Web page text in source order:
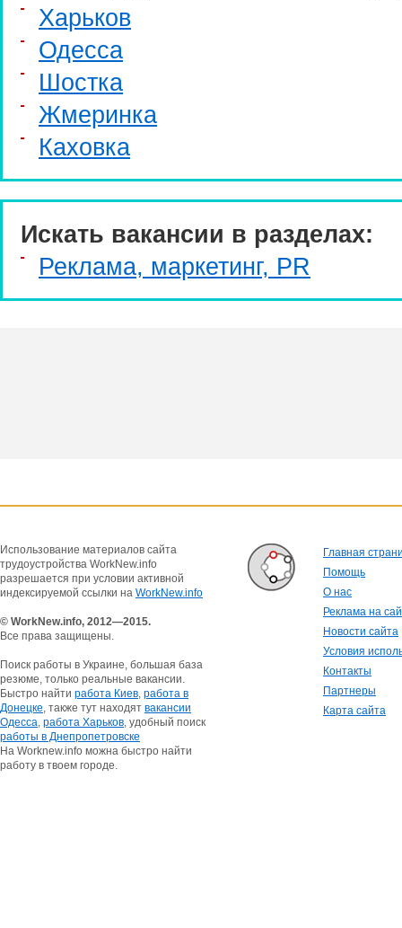
Харьков
Одесса
Шостка
Жмеринка
Каховка
Искать вакансии в разделах:
Реклама, маркетинг, PR
Использование материалов сайта
трудоустройства WorkNew.info
разрешается при условии активной
индексируемой ссылки на WorkNew.info
© WorkNew.info, 2012—2015.
Все права защищены.
Поиск работы в Украине, большая база
резюме, только реальные вакансии.
Быстро найти работа Киев, работа в
Донецке, также тут находят вакансии
Одесса, работа Харьков, удобный поиск
работы в Днепропетровске
На Worknew.info можна быстро найти
работу в твоем городе.
Главная
Помощь
О нас
Реклама на
Новости сайта
Условия
Контакты
Партнеры
Карта сайта